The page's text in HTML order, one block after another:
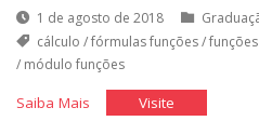
1 de agosto de 2018
cálculo /fórmulas funções/funções
/ módulo funções
Saiba Mais"MóduloVisite"Módulo